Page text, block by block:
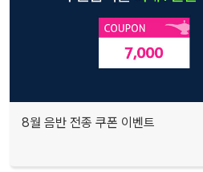
8월 음반 전종 쿠폰 이벤트